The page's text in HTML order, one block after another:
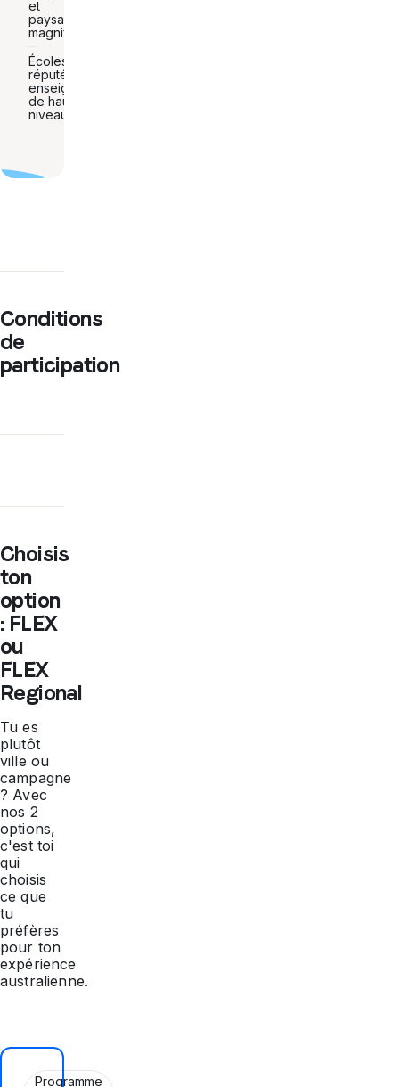
et
paysages
magnifiques
Écoles
réputées et
enseignement
de haut
niveau
Conditions
de
participation
Choisis
ton
option
: FLEX
ou
FLEX
Regional
Tu es
plutôt
ville ou
campagne
? Avec
nos 2
options,
c'est toi
qui
choisis
ce que
tu
préfères
pour ton
expérience
australienne.
Programme